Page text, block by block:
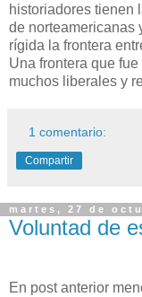
historiadores tienen
de norteamericanas
rígida la frontera
Una frontera que
muchos liberales y
1 comentario:
Compartir
martes, 27 de
Voluntad de
En post anterior